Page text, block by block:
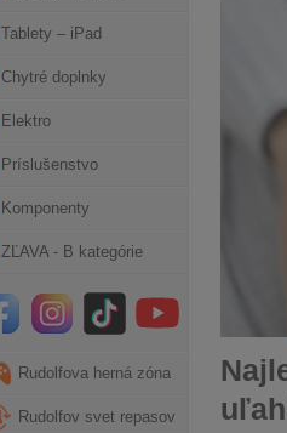
Tablety – iPad
Chytré doplnky
Elektro
Príslušenstvo
Komponenty
ZĽAVA - B kategórie
Rudolfova herná zóna
Rudolfov svet repasov